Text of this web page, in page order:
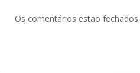
Os comentários estão fechados.